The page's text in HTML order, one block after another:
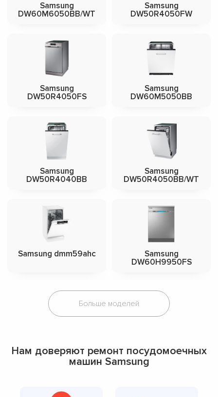
Samsung
DW60M6050BB/WT
Samsung
DW50R4050FW
Samsung
DW50R4050FS
Samsung
DW60M5050BB
Samsung
DW50R4040BB
Samsung
DW50R4050BB/WT
Samsung dmm59ahc
Samsung
DW60H9950FS
Больше моделей
Нам доверяют ремонт посудомоечных
машин Samsung